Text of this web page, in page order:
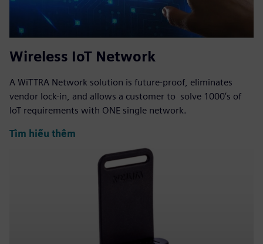
Wireless IoT Network
A WiTTRA Network solution is future-proof, eliminates
vendor lock-in, and allows a customer to solve 1000ʼs of
IoT requirements with ONE single network.
Tìm hiểu thêm